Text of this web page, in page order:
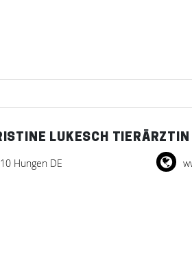
LUKESCH TIERÄRZTIN
Hungen DE